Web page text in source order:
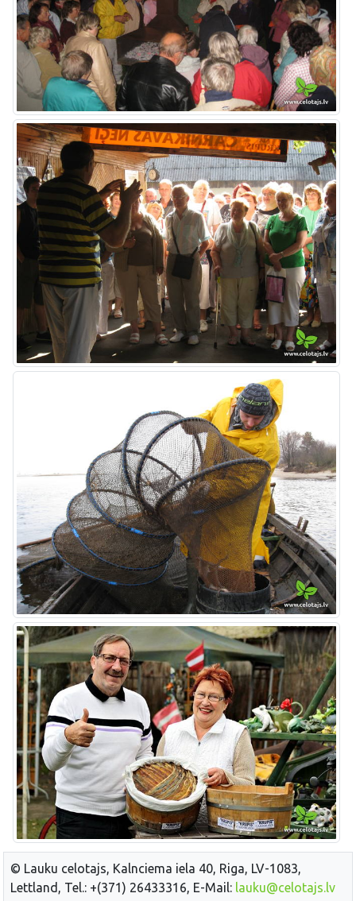
© Lauku celotajs, Kalnciema iela 40, Riga, LV-1083,
Lettland, Tel.: +(371) 26433316, E-Mail: lauku@celotajs.lv